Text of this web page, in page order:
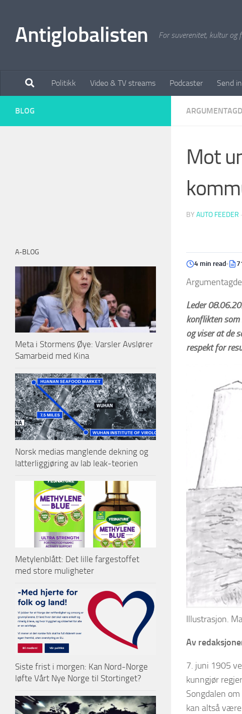
Antiglobalisten For suverenitet, kultur og
Politikk Video & TV streams Podcaster Send
Mot
BY AUTO FEEDER ·
4 min read
Leder
konflikten som
og viser at de
respekt for
Illustrasjon.
Av
7. juni 1905
kunngjør
Songdalen
kan altså
BLOG
A-BLOG
Meta i Stormens Øye: Varsler Avslører
Samarbeid med Kina
Norsk medias manglende dekning og
latterliggjøring av lab leak-teorien
Metylenblått: Det lille fargestoffet
med store muligheter
Siste frist i morgen: Kan Nord-Norge
løfte Vårt Nye Norge til Stortinget?